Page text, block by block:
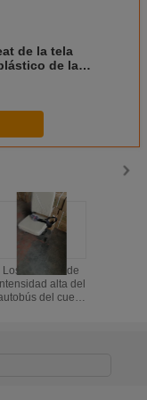
de la tela
de la
Los asientos de
alta del
del cuero